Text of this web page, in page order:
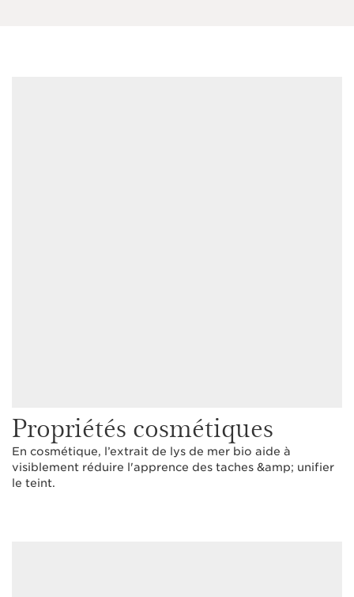
Propriétés cosmétiques
En cosmétique, l’extrait de lys de mer bio aide à
visiblement réduire l'apprence des taches &amp; unifier
le teint.